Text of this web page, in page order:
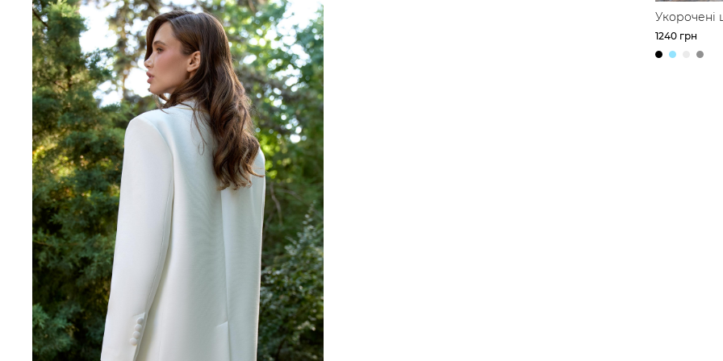
Укорочені
прямого
1240 грн